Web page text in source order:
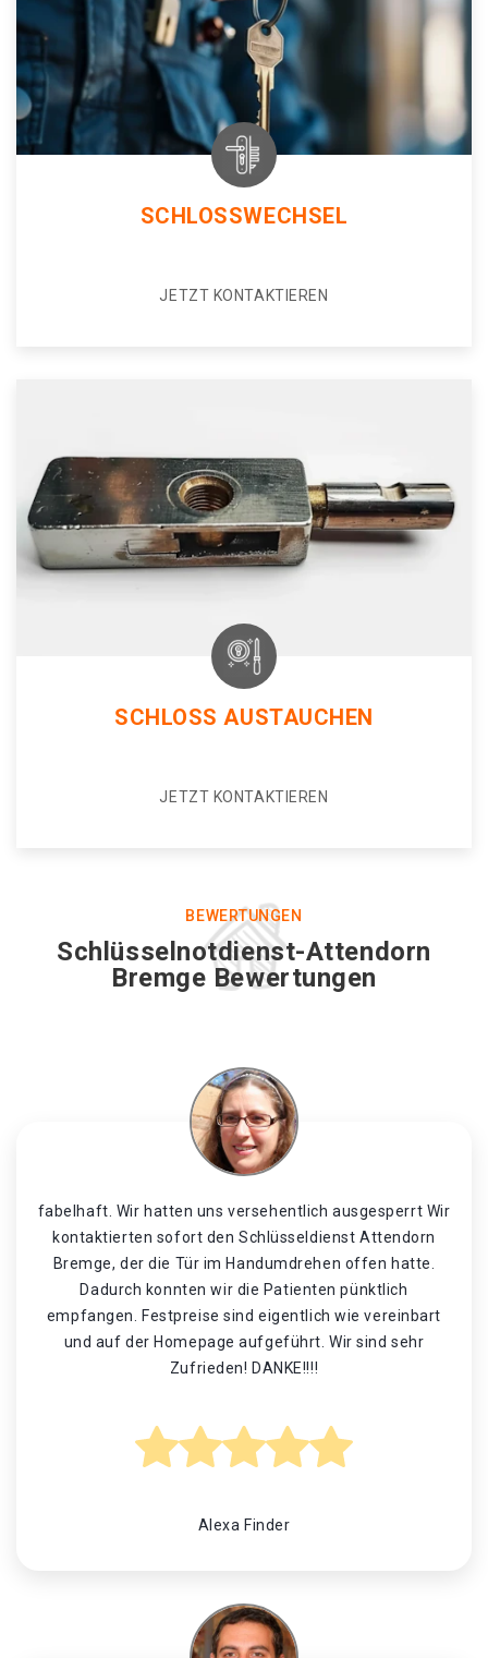
SCHLOSSWECHSEL
JETZT KONTAKTIEREN
SCHLOSS AUSTAUCHEN
JETZT KONTAKTIEREN
BEWERTUNGEN
Schlüsselnotdienst-Attendorn
Bremge Bewertungen
fabelhaft. Wir hatten uns versehentlich ausgesperrt Wir
kontaktierten sofort den Schlüsseldienst Attendorn
Bremge, der die Tür im Handumdrehen offen hatte.
Dadurch konnten wir die Patienten pünktlich
empfangen. Festpreise sind eigentlich wie vereinbart
und auf der Homepage aufgeführt. Wir sind sehr
Zufrieden! DANKE!!!!
Alexa Finder